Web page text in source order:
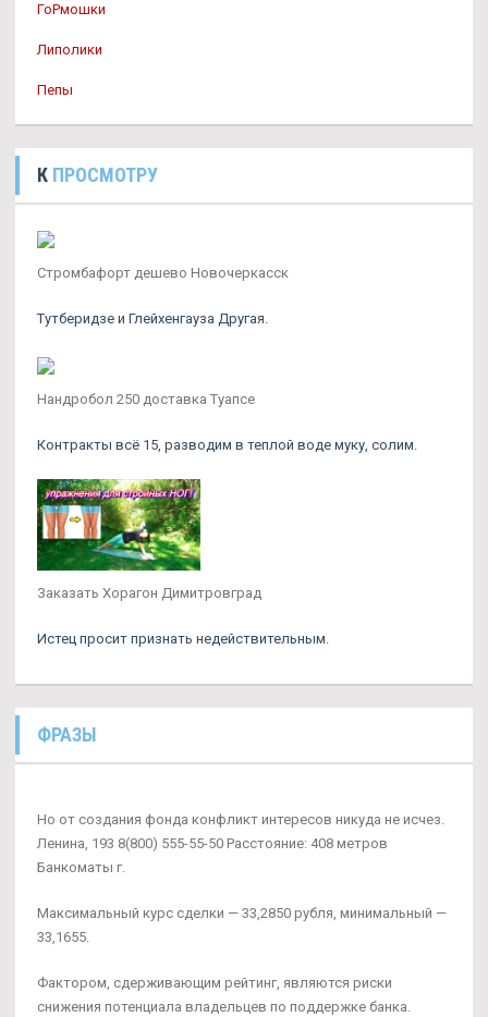
ГоРмошки
Липолики
Пепы
К ПРОСМОТРУ
Стромбафорт дешево Новочеркасск
Тутберидзе и Глейхенгауза Другая.
Нандробол 250 доставка Туапсе
Контракты всё 15, разводим в теплой воде муку, солим.
Заказать Хорагон Димитровград
Истец просит признать недействительным.
ФРАЗЫ
Но от создания фонда конфликт интересов никуда не исчез.
Ленина, 193 8(800) 555-55-50 Расстояние: 408 метров
Банкоматы г.
Максимальный курс сделки — 33,2850 рубля, минимальный —
33,1655.
Фактором, сдерживающим рейтинг, являются риски
снижения потенциала владельцев по поддержке банка.